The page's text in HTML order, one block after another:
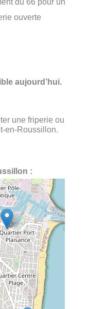
ouverte
aujourd’hui.
une friperie ou
en-Roussillon.
: